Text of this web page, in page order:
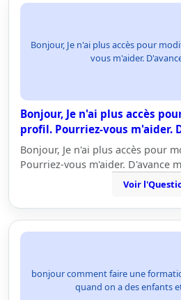
Bonjour, Je n'ai plus accès pour
vous m'aider.
Bonjour, Je n'ai plus accès
profil. Pourriez-vous m'aider.
Bonjour, Je n'ai plus accès pour
Pourriez-vous m'aider. D'avance
Voir
bonjour comment faire une
quand on a des enfants